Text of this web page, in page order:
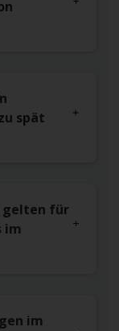
spät
gelten für
im
im